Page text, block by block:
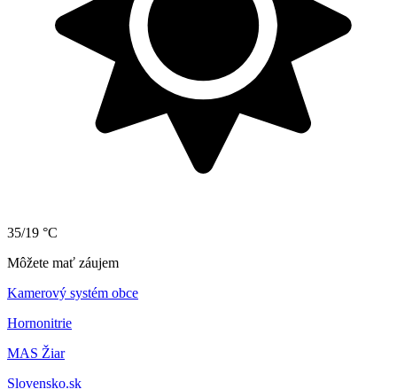
35/19 °C
Môžete mať záujem
Kamerový systém obce
Hornonitrie
MAS Žiar
Slovensko.sk